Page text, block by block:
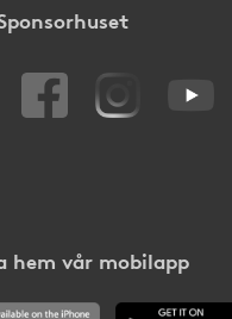
hem vår mobilapp